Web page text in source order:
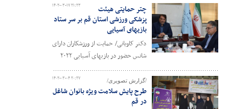
۱۴۰۲-۰۳-۱۷ ۲۱:۲۳
چتر حمایتی هیئت
پزشکی ورزشی استان قم بر سر ستاد
بازیهای آسیایی
دکتر کاویانی/ حمایت از ورزشکاران دارای
شانس حضور در بازیهای آسیایی ۲۰۲۲
۱۴۰۲-۰۳-۰۴ ۲۰:۲۷ /گزارش تصویری/
طرح پایش سلامت ویژه بانوان شاغل
در قم